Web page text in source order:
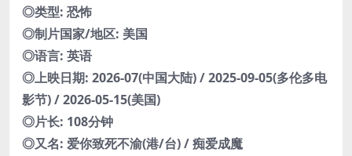
◎类型: 恐怖
◎制片国家/地区: 美国
◎语言: 英语
◎上映日期: 2026-07(中国大陆) / 2025-09-05(多伦多电
影节) / 2026-05-15(美国)
◎片长: 108分钟
◎又名: 爱你致死不渝(港/台) / 痴爱成魔